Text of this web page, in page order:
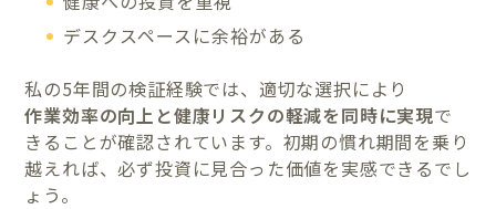
デスクスペースに余裕がある
私の5年間の検証経験では、適切な選択により
作業効率の向上と健康リスクの軽減を同時に実現で
きることが確認されています。初期の慣れ期間を乗り
越えれば、必ず投資に見合った価値を実感できるでし
ょう。